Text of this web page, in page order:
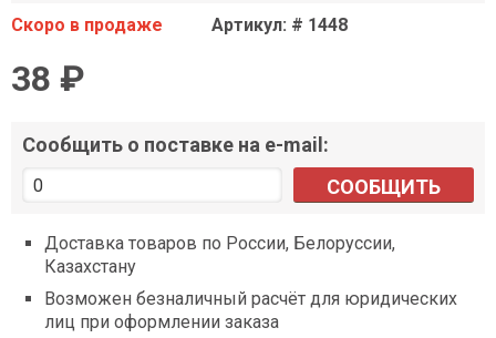
Скоро в продаже Артикул: # 1448
38 ₽
Сообщить о поставке на e-mail:
СООБЩИТЬ
Доставка товаров по России, Белоруссии,
Казахстану
Возможен безналичный расчёт для юридических
лиц при оформлении заказа